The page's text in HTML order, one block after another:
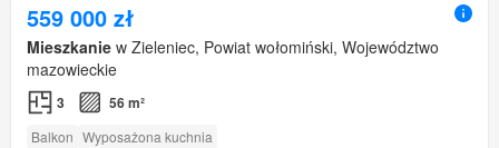
559 000 zł
Mieszkanie w Zieleniec, Powiat wołomiński, Województwo
mazowieckie
3 56 m²
Balkon Wyposażona kuchnia